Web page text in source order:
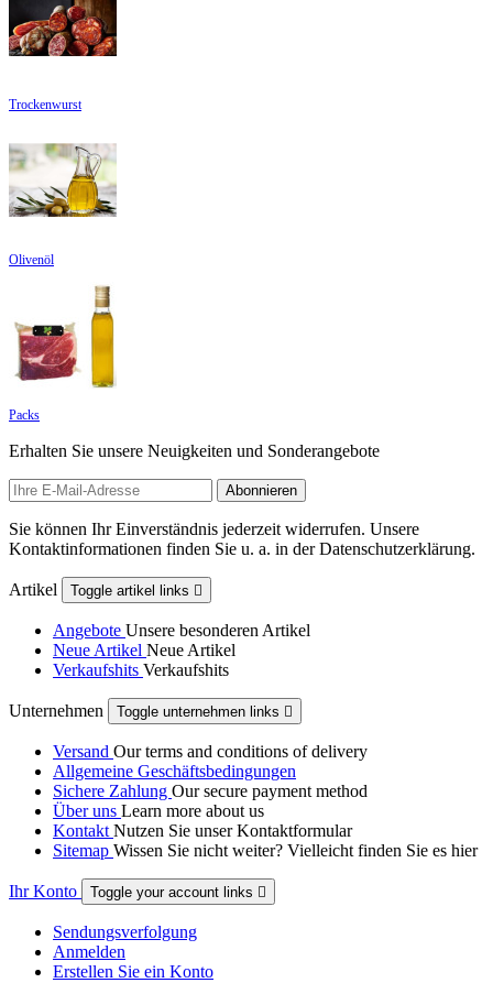
Trockenwurst
Olivenöl
Packs
Erhalten Sie unsere Neuigkeiten und Sonderangebote
Sie können Ihr Einverständnis jederzeit widerrufen. Unsere
Kontaktinformationen finden Sie u. a. in der Datenschutzerklärung.
Artikel Toggle artikel links 
Angebote Unsere besonderen Artikel
Neue Artikel Neue Artikel
Verkaufshits Verkaufshits
Unternehmen Toggle unternehmen links 
Versand Our terms and conditions of delivery
Allgemeine Geschäftsbedingungen
Sichere Zahlung Our secure payment method
Über uns Learn more about us
Kontakt Nutzen Sie unser Kontaktformular
Sitemap Wissen Sie nicht weiter? Vielleicht finden Sie es hier
Ihr Konto Toggle your account links 
Sendungsverfolgung
Anmelden
Erstellen Sie ein Konto